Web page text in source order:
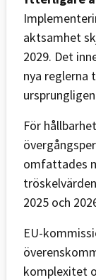
aktsamhet
2029. Det
nya reglerna
För
omfattades
2025 och
EU-
komplexitet